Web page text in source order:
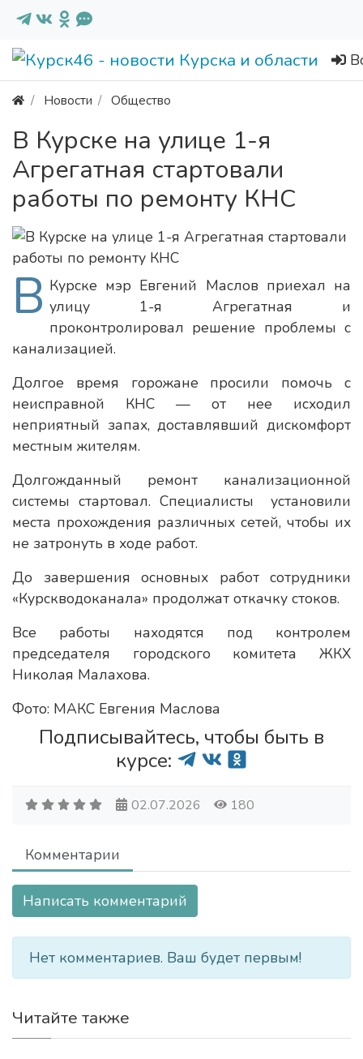
Новости Общество
В Курске на улице 1-я
Агрегатная стартовали
работы по ремонту КНС
В Курске мэр Евгений Маслов приехал на
улицу 1-я Агрегатная и
проконтролировал решение проблемы с
канализацией.
Долгое время горожане просили помочь с
неисправной КНС — от нее исходил
неприятный запах, доставлявший дискомфорт
местным жителям.
Долгожданный ремонт канализационной
системы стартовал. Специалисты установили
места прохождения различных сетей, чтобы их
не затронуть в ходе работ.
До завершения основных работ сотрудники
«Курскводоканала» продолжат откачку стоков.
Все работы находятся под контролем
председателя городского комитета ЖКХ
Николая Малахова.
Фото: МАКС Евгения Маслова
Подписывайтесь, чтобы быть в
курсе:
02.07.2026 180
Комментарии
Написать комментарий
Нет комментариев. Ваш будет первым!
Читайте также